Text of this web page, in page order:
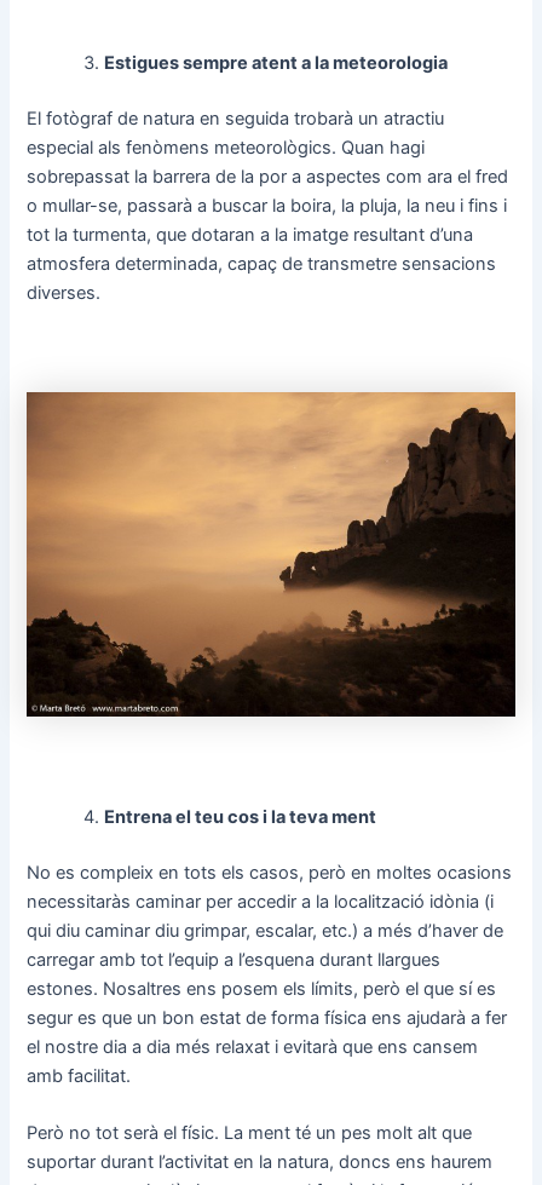
Estigues sempre atent a la meteorologia
El fotògraf de natura en seguida trobarà un atractiu
especial als fenòmens meteorològics. Quan hagi
sobrepassat la barrera de la por a aspectes com ara el fred
o mullar-se, passarà a buscar la boira, la pluja, la neu i fins i
tot la turmenta, que dotaran a la imatge resultant d’una
atmosfera determinada, capaç de transmetre sensacions
diverses.
Entrena el teu cos i la teva ment
No es compleix en tots els casos, però en moltes ocasions
necessitaràs caminar per accedir a la localització idònia (i
qui diu caminar diu grimpar, escalar, etc.) a més d’haver de
carregar amb tot l’equip a l’esquena durant llargues
estones. Nosaltres ens posem els límits, però el que sí es
segur es que un bon estat de forma física ens ajudarà a fer
el nostre dia a dia més relaxat i evitarà que ens cansem
amb facilitat.
Però no tot serà el físic. La ment té un pes molt alt que
suportar durant l’activitat en la natura, doncs ens haurem